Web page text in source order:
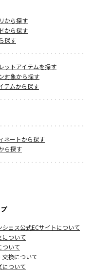
から探す
から探す
探す
ットアイテムを探す
対象から探す
テムから探す
ネートから探す
ら探す
シェス公式ECサイトについて
について
ついて
交換について
について